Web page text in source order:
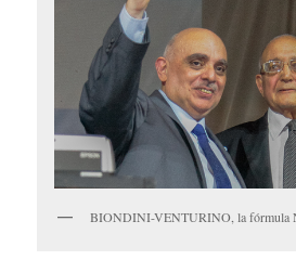
BIONDINI-VENTURINO, la fórmula